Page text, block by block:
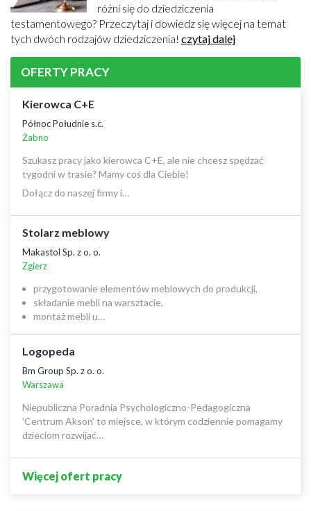
różni się do dziedziczenia
testamentowego? Przeczytaj i dowiedz się więcej na temat
tych dwóch rodzajów dziedziczenia! czytaj dalej
OFERTY PRACY
Kierowca C+E
Północ Południe s.c.
Żabno
Szukasz pracy jako kierowca C+E, ale nie chcesz spędzać
tygodni w trasie? Mamy coś dla Ciebie!
Dołącz do naszej firmy i…
Stolarz meblowy
Makastol Sp. z o. o.
Zgierz
przygotowanie elementów meblowych do produkcji,
składanie mebli na warsztacie,
montaż mebli u…
Logopeda
Bm Group Sp. z o. o.
Warszawa
Niepubliczna Poradnia Psychologiczno-Pedagogiczna
'Centrum Akson' to miejsce, w którym codziennie pomagamy
dzieciom rozwijać…
Więcej ofert pracy